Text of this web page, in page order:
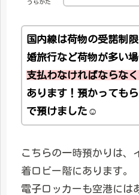
うらかた
国内線は荷物の受諾制
婚旅行など荷物が多い
支払わなければならな
あります！預かっても
で預けました☺
こちらの一時預かりは、
着ロビー階にあります。
電子ロッカーも空港には